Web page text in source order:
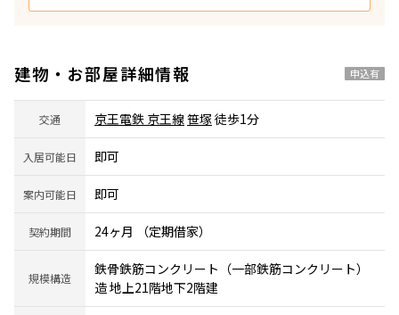
建物・お部屋詳細情報 申込有
交通 京王電鉄 京王線笹塚徒歩1分
入居可能日 即可
案内可能日 即可
契約期間 24ヶ月 （定期借家）
規模構造
鉄骨鉄筋コンクリート（一部鉄筋コンクリート）
造 地上21階地下2階建